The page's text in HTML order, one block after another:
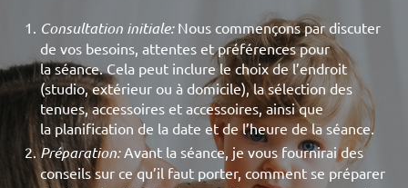
Consultation initiale:Nous commençons par discuter
de vos besoins, attentes et préférences pour
la séance. Cela peut inclure le choix de l’endroit
(studio, extérieur ou à domicile), la sélection des
tenues, accessoires et accessoires, ainsi que
la planification de la date et de l’heure de la séance.
Préparation:Avant la séance, je vous fournirai des
conseils sur ce qu’il faut porter, comment se préparer